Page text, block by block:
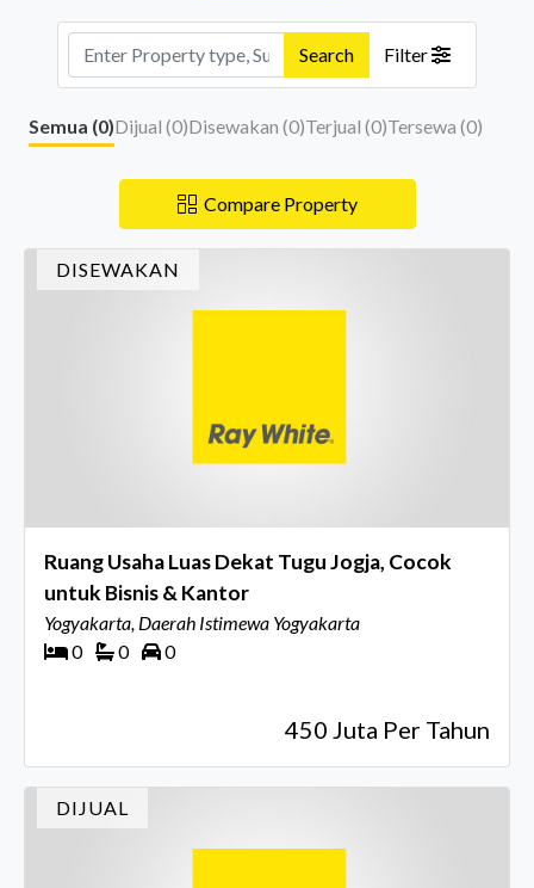
Search Filter
Semua (0)Dijual (0)Disewakan (0)Terjual (0)Tersewa (0)
Compare Property
DISEWAKAN
Ruang Usaha Luas Dekat Tugu Jogja, Cocok
untuk Bisnis & Kantor
Yogyakarta, Daerah Istimewa Yogyakarta
0
0 0
450 Juta Per Tahun
DIJUAL